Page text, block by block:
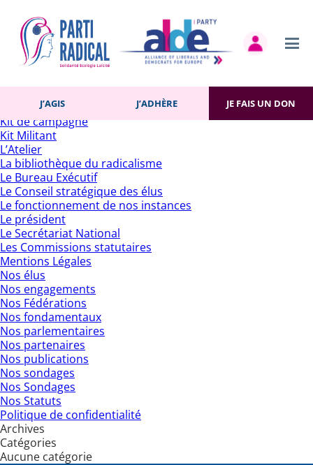
J’AGIS J’ADHÈRE JE FAIS UN DON
Pages
Accueil
Actualités
Contact
J’adhère
Kit de campagne
Kit Militant
L’Atelier
La bibliothèque du radicalisme
Le Bureau Exécutif
Le Conseil stratégique des élus
Le fonctionnement de nos instances
Le président
Le Secrétariat National
Les Commissions statutaires
Mentions Légales
Nos élus
Nos engagements
Nos Fédérations
Nos fondamentaux
Nos parlementaires
Nos partenaires
Nos publications
Nos sondages
Nos Sondages
Nos Statuts
Politique de confidentialité
Archives
Catégories
Aucune catégorie